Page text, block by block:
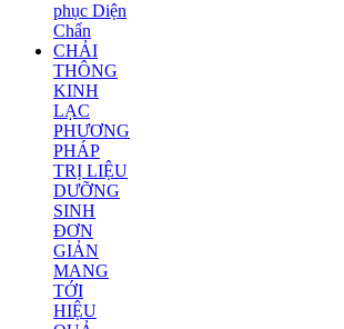
phục Diện
Chẩn
CHẢI
THÔNG
KINH
LẠC
PHƯƠNG
PHÁP
TRỊ LIỆU
DƯỠNG
SINH
ĐƠN
GIẢN
MANG
TỚI
HIỆU